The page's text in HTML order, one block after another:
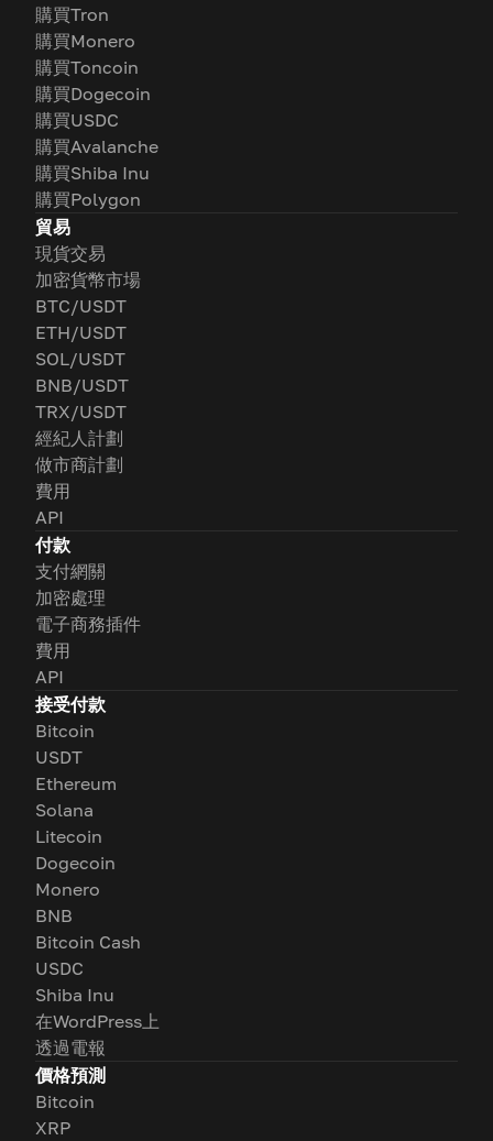
購買Tron
購買Monero
購買Toncoin
購買Dogecoin
購買USDC
購買Avalanche
購買Shiba Inu
購買Polygon
貿易
現貨交易
加密貨幣市場
BTC/USDT
ETH/USDT
SOL/USDT
BNB/USDT
TRX/USDT
經紀人計劃
做市商計劃
費用
API
付款
支付網關
加密處理
電子商務插件
費用
API
接受付款
Bitcoin
USDT
Ethereum
Solana
Litecoin
Dogecoin
Monero
BNB
Bitcoin Cash
USDC
Shiba Inu
在WordPress上
透過電報
價格預測
Bitcoin
XRP